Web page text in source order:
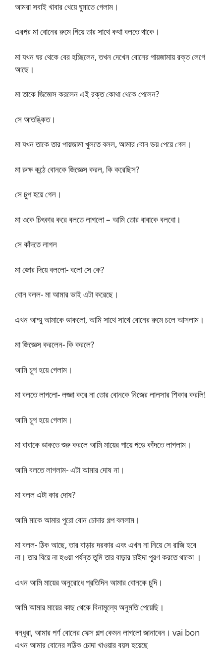
আমরা সবাই খাবার খেয়ে ঘুমাতে গেলাম।
এরপর মা বোনের রুমে গিয়ে তার সাথে কথা বলতে থাকে।
মা যখন ঘর থেকে বের হচ্ছিলেন, তখন দেখেন বোনের পায়জামায় রক্ত ​​লেগে
আছে।
মা তাকে জিজ্ঞেস করলেন এই রক্ত কোথা থেকে পেলেন?
সে আতঙ্কিত।
মা যখন তাকে তার পায়জামা খুলতে বলল, আমার বোন ভয় পেয়ে গেল।
মা রুক্ষ কন্ঠে বোনকে জিজ্ঞেস করল, কি করেছিস?
সে চুপ হয়ে গেল।
মা ওকে চিৎকার করে বলতে লাগলো – আমি তোর বাবাকে বলবো।
সে কাঁদতে লাগল
মা জোর দিয়ে বললো- বলো সে কে?
বোন বলল- মা আমার ভাই এটা করেছে।
এখন আম্মু আমাকে ডাকলো, আমি সাথে সাথে বোনের রুমে চলে আসলাম।
মা জিজ্ঞেস করলেন- কি করলে?
আমি চুপ হয়ে গেলাম।
মা বলতে লাগলো- লজ্জা করে না তোর বোনকে নিজের লালসার শিকার করলি!
আমি চুপ হয়ে গেলাম।
মা বাবাকে ডাকতে শুরু করলে আমি মায়ের পায়ে পড়ে কাঁদতে লাগলাম।
আমি বলতে লাগলাম- এটা আমার দোষ না।
মা বলল এটা কার দোষ?
আমি মাকে আমার পুরো বোন চোদার গল্প বললাম।
মা বলল- ঠিক আছে, তার বাড়ার দরকার এবং এখন না নিয়ে সে রাজি হবে
না। তার বিয়ে না হওয়া পর্যন্ত তুমি তার বাড়ার চাইদা পূরণ করতে থাকো ।
এখন আমি মায়ের অনুরোধে প্রতিদিন আমার বোনকে চুদি।
আমি আমার মায়ের কাছ থেকে বিনামূল্যে অনুমতি পেয়েছি।
বন্ধুরা, আমার পর্ণ বোনের সেক্স গল্প কেমন লাগলো জানাবেন। vai bon
এখন আমার বোনের সঠিক চোদা খাওয়ার বয়স হয়েছে